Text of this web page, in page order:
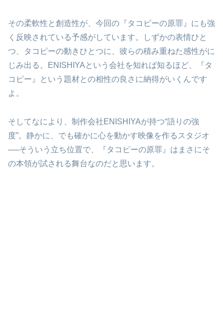
その柔軟性と創造性が、今回の『タコピーの原罪』にも強
く反映されている予感がしています。しずかの表情ひと
つ、タコピーの動きひとつに、彼らの積み重ねた感性がに
じみ出る。ENISHIYAという会社を知れば知るほど、『タ
コピー』という題材との相性の良さに納得がいくんです
よ。
そしてなにより、制作会社ENISHIYAが持つ“語りの強
度”。静かに、でも確かに心を動かす映像を作るスタジオ
──そういう立ち位置で、『タコピーの原罪』はまさにそ
の本領が試される舞台なのだと思います。